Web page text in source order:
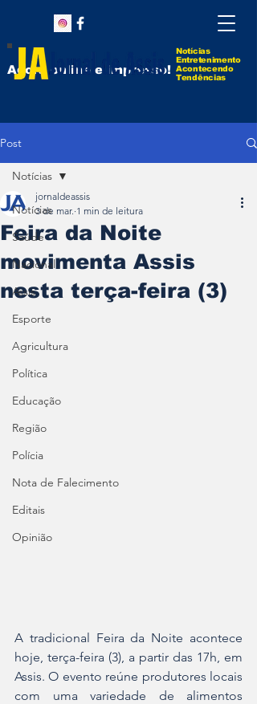
Notícias
Entretenimento
Acontecendo
Tendências
Agora online e impresso!
Post
Notícias
Saúde
Nacional
Assis
Esporte
Agricultura
Política
Educação
Região
Polícia
Nota de Falecimento
Editais
Opinião
Notícias
Feira da Noite
movimenta Assis
nesta terça-feira (3)
jornaldeassis
3 de mar. 1 min de leitura
A tradicional Feira da Noite acontece
hoje, terça-feira (3), a partir das 17h, em
Assis. O evento reúne produtores locais
com uma variedade de alimentos